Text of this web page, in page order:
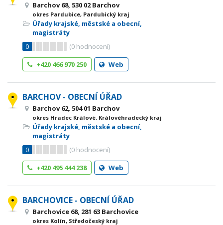
Barchov 68, 530 02 Barchov
okres Pardubice, Pardubický kraj
Úřady krajské, městské a obecní,
magistráty
0
(0 hodnocení)
+420 466 970 250
Web
BARCHOV - OBECNÍ ÚŘAD
Barchov 62, 504 01 Barchov
okres Hradec Králové, Královéhradecký kraj
Úřady krajské, městské a obecní,
magistráty
0
(0 hodnocení)
+420 495 444 238
Web
BARCHOVICE - OBECNÍ ÚŘAD
Barchovice 68, 281 63 Barchovice
okres Kolín, Středočeský kraj